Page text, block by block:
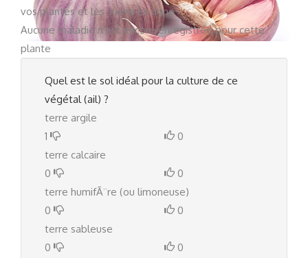
vos plantes et les suivre en ligne
Aucune maladie n'est encore enregistrée pour cette
plante
Quel est le sol idéal pour la culture de ce
végétal (ail) ?
terre argile
1
0
terre calcaire
0
0
terre humifÃ¨re (ou limoneuse)
0
0
terre sableuse
0
0